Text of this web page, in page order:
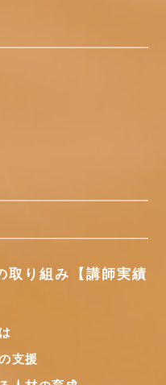
取り組み【講師実績
支援